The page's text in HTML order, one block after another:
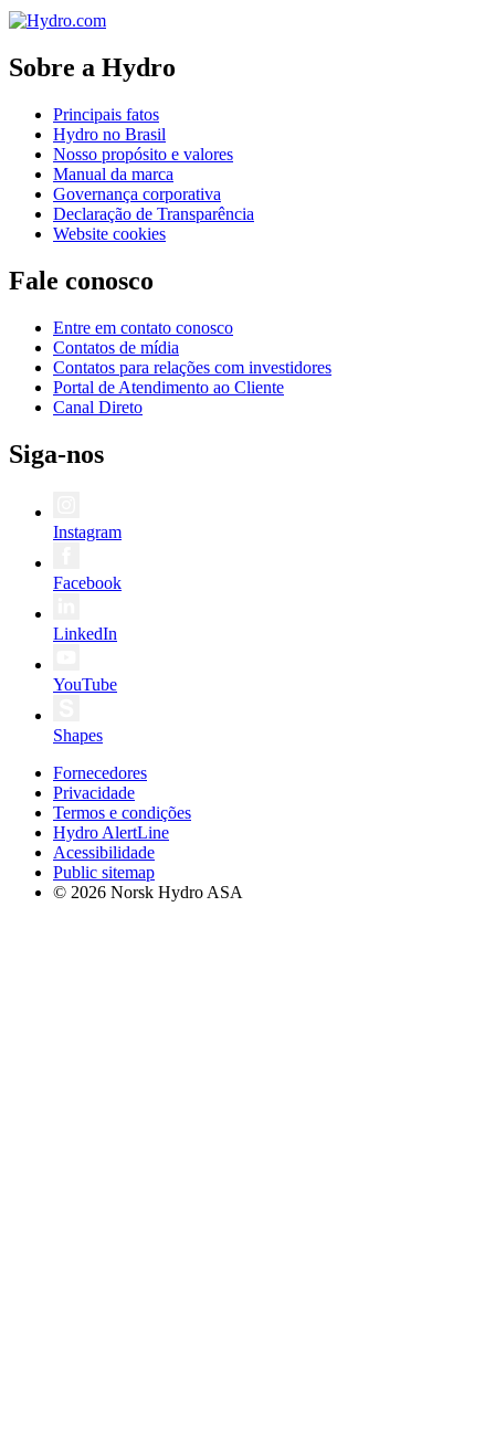
Sobre a Hydro
Principais fatos
Hydro no Brasil
Nosso propósito e valores
Manual da marca
Governança corporativa
Declaração de Transparência
Website cookies
Fale conosco
Entre em contato conosco
Contatos de mídia
Contatos para relações com investidores
Portal de Atendimento ao Cliente
Canal Direto
Siga-nos
Instagram
Facebook
LinkedIn
YouTube
Shapes
Fornecedores
Privacidade
Termos e condições
Hydro AlertLine
Acessibilidade
Public sitemap
© 2026 Norsk Hydro ASA